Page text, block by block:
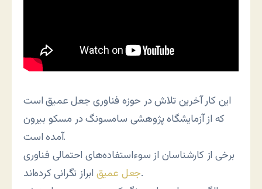
این کار آخرین تلاش در حوزه فناوری جعل عمیق است
که از آزمایشگاه پژوهشی سامسونگ در مسکو بیرون
آمده است.
برخی از کارشناسان از سوءاستفاده‌های احتمالی فناوری
جعل عمیقابراز نگرانی کرده‌اند.